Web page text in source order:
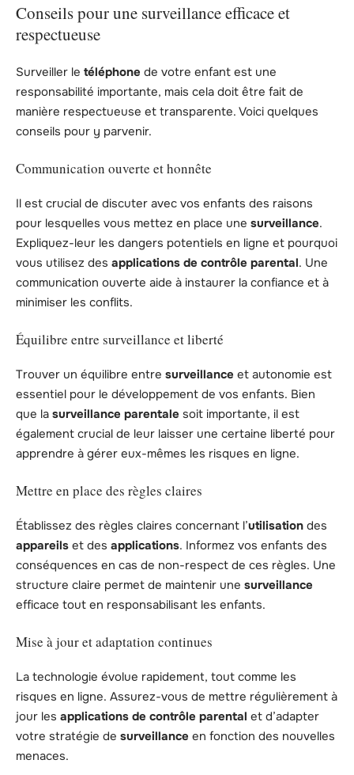
Conseils pour une surveillance efficace et
respectueuse
Surveiller le téléphone de votre enfant est une
responsabilité importante, mais cela doit être fait de
manière respectueuse et transparente. Voici quelques
conseils pour y parvenir.
Communication ouverte et honnête
Il est crucial de discuter avec vos enfants des raisons
pour lesquelles vous mettez en place une surveillance.
Expliquez-leur les dangers potentiels en ligne et pourquoi
vous utilisez des applications de contrôle parental. Une
communication ouverte aide à instaurer la confiance et à
minimiser les conflits.
Équilibre entre surveillance et liberté
Trouver un équilibre entre surveillance et autonomie est
essentiel pour le développement de vos enfants. Bien
que la surveillance parentale soit importante, il est
également crucial de leur laisser une certaine liberté pour
apprendre à gérer eux-mêmes les risques en ligne.
Mettre en place des règles claires
Établissez des règles claires concernant l’utilisation des
appareils et des applications. Informez vos enfants des
conséquences en cas de non-respect de ces règles. Une
structure claire permet de maintenir une surveillance
efficace tout en responsabilisant les enfants.
Mise à jour et adaptation continues
La technologie évolue rapidement, tout comme les
risques en ligne. Assurez-vous de mettre régulièrement à
jour les applications de contrôle parental et d’adapter
votre stratégie de surveillance en fonction des nouvelles
menaces.